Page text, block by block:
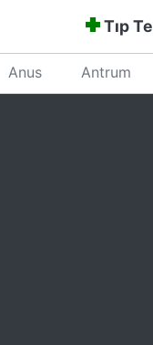
Tıp
Anus Antrum